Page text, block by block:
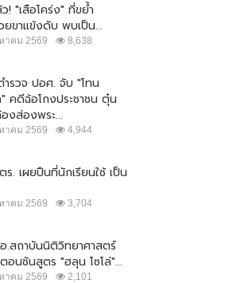
! "เสือโคร่ง" ที่ขย้ำ
ยขาแข้งดับ พบเป็น...
าคม 2569 8,638
รวจ ปอศ. จับ "โทน
คดีฉ้อโกงประชาชน ตุ๋น
งส่องพระ...
าคม 2569 4,944
ร. เผยปืนที่นักเรียนใช้ เป็น
าคม 2569 3,704
.สถาบันนิติวิทยาศาสตร์
อนชันสูตร "ฮลุน โซโล่"...
าคม 2569 2,101